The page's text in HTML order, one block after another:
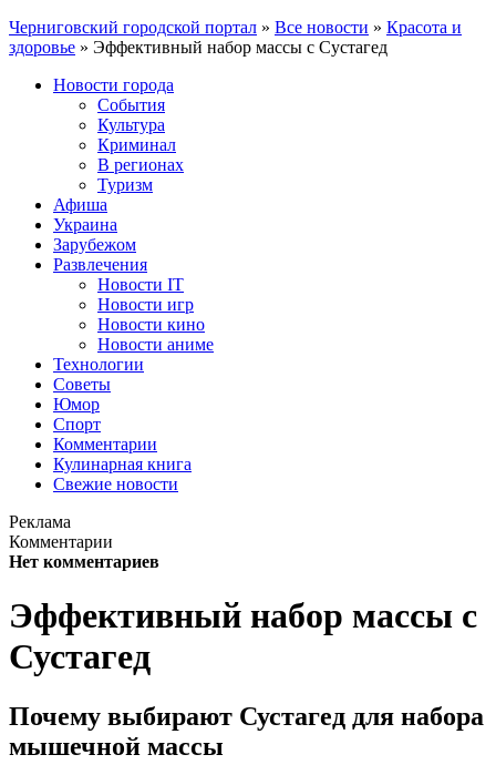
Черниговский городской портал » Все новости » Красота и
здоровье » Эффективный набор массы с Сустагед
Новости города
События
Культура
Криминал
В регионах
Туризм
Афиша
Украина
Зарубежом
Развлечения
Новости IT
Новости игр
Новости кино
Новости аниме
Технологии
Советы
Юмор
Спорт
Комментарии
Кулинарная книга
Свежие новости
Реклама
Комментарии
Нет комментариев
Эффективный набор массы с
Сустагед
Почему выбирают Сустагед для набора
мышечной массы